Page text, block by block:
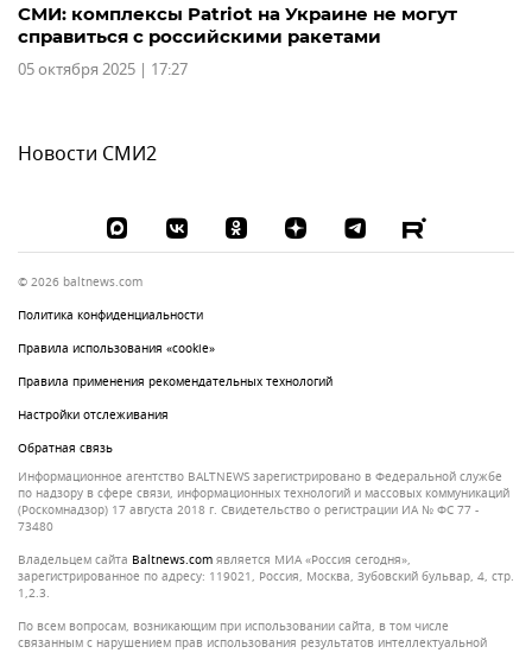
СМИ: комплексы Patriot на Украине не могут
справиться с российскими ракетами
05 октября 2025 | 17:27
Новости СМИ2
© 2026 baltnews.com
Политика конфиденциальности
Правила использования «cookie»
Правила применения рекомендательных технологий
Настройки отслеживания
Обратная связь
Информационное агентство BALTNEWS зарегистрировано в Федеральной службе
по надзору в сфере связи, информационных технологий и массовых коммуникаций
(Роскомнадзор) 17 августа 2018 г. Свидетельство о регистрации ИА № ФС 77 -
73480
Владельцем сайта
baltnews.com является МИА «Россия сегодня»,
зарегистрированное по адресу: 119021, Россия, Москва, Зубовский бульвар, 4, стр.
1,2.3.
По всем вопросам, возникающим при использовании сайта, в том числе
связанным с нарушением прав использования результатов интеллектуальной